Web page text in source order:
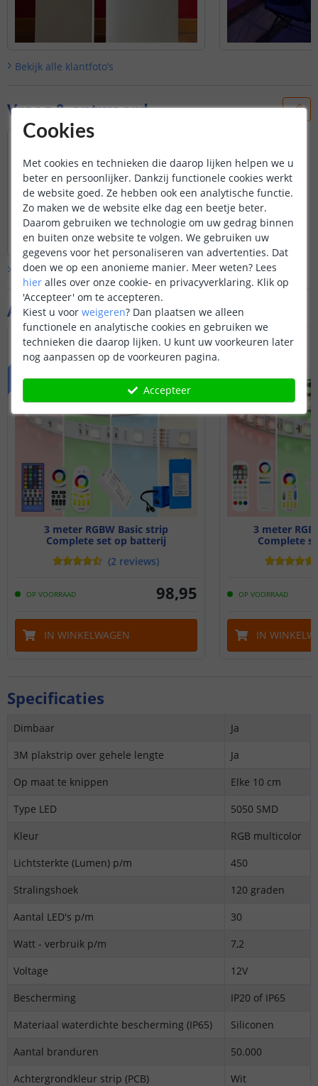
Aanvullende producten
BASIC
3 meter RGBW Basic strip
Complete set op batterij
(2 reviews)
OP VOORRAAD 98,95
IN WINKELWAGEN
PREMIUM
3 meter
Complete
OP VOORRAAD
IN
Bekijk alle klantfoto’s
Vraag & antwoord
Door Myrese op woensdag 6 januari 2021
Het duurt ongeveer 8-9 uur om de
batterij volledig op te laden.
Bekijkheleantwoord
Door Lizzy op woensdag 6 januari 2021
Bekijk alle Vraag & antwoord
Specificaties
Dimbaar
Ja
3M plakstrip over gehele lengte
Ja
Op maat te knippen
Elke 10 cm
Type LED
5050 SMD
Kleur
RGB multicolor
Lichtsterkte (Lumen) p/m
450
Stralingshoek
120 graden
Aantal LED's p/m
30
Watt - verbruik p/m
7,2
Voltage
12V
Bescherming
IP20 of IP65
Materiaal waterdichte bescherming (IP65)
Siliconen
Aantal branduren
50.000
Achtergrondkleur strip (PCB)
Wit
Cookies
Met cookies en technieken die daarop lijken helpen we u
beter en persoonlijker. Dankzij functionele cookies werkt
de website goed. Ze hebben ook een analytische functie.
Zo maken we de website elke dag een beetje beter.
Daarom gebruiken we technologie om uw gedrag binnen
en buiten onze website te volgen. We gebruiken uw
gegevens voor het personaliseren van advertenties. Dat
doen we op een anonieme manier. Meer weten? Lees
hier alles over onze cookie- en privacyverklaring. Klik op
'Accepteer' om te accepteren.
Kiest u voor weigeren? Dan plaatsen we alleen
functionele en analytische cookies en gebruiken we
technieken die daarop lijken. U kunt uw voorkeuren later
nog aanpassen op de voorkeuren pagina.
Accepteer